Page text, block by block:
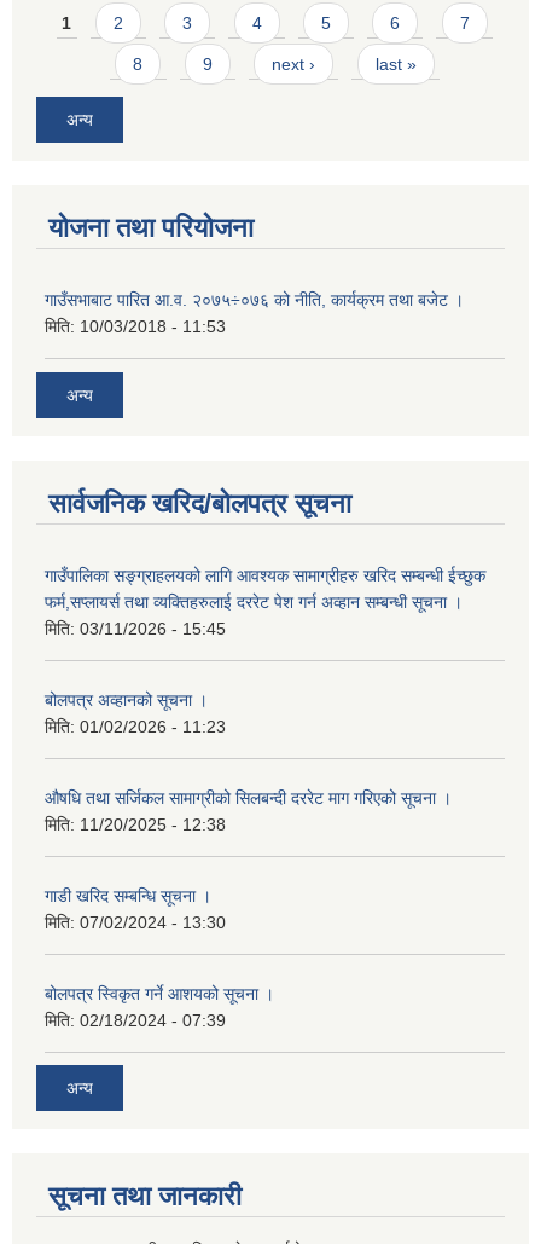
Pages
1 2 3 4 5 6 7
8 9 next › last »
अन्य
योजना तथा परियोजना
गाउँसभाबाट पारित आ.व. २०७५÷०७६ को नीति, कार्यक्रम तथा बजेट ।
मिति: 10/03/2018 - 11:53
अन्य
सार्वजनिक खरिद/बोलपत्र सूचना
गाउँपालिका सङ्ग्राहलयको लागि आवश्यक सामाग्रीहरु खरिद सम्बन्धी ईच्छुक
फर्म,सप्लायर्स तथा व्यक्तिहरुलाई दररेट पेश गर्न अव्हान सम्बन्धी सूचना ।
मिति: 03/11/2026 - 15:45
बोलपत्र अव्हानको सूचना ।
मिति: 01/02/2026 - 11:23
औषधि तथा सर्जिकल सामाग्रीको सिलबन्दी दररेट माग गरिएको सूचना ।
मिति: 11/20/2025 - 12:38
गाडी खरिद सम्बन्धि सूचना ।
मिति: 07/02/2024 - 13:30
बोलपत्र स्विकृत गर्ने आशयको सूचना ।
मिति: 02/18/2024 - 07:39
अन्य
सूचना तथा जानकारी